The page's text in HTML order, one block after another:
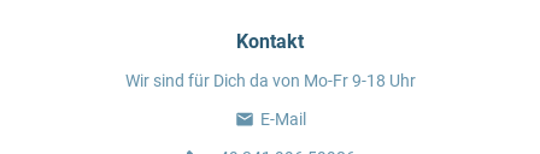
Kontakt
Wir sind für Dich da von Mo-Fr 9-18 Uhr
E-Mail